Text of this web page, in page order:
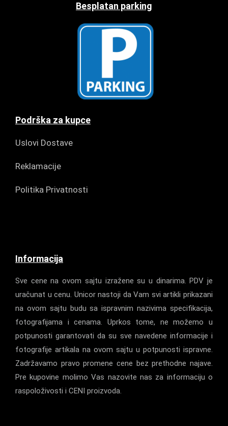
Besplatan parking
Podrška za kupce
Uslovi Dostave
Reklamacije
Politika Privatnosti
Informacija
Sve cene na ovom sajtu izražene su u dinarima. PDV je
uračunat u cenu. Unicor nastoji da Vam svi artikli prikazani
na ovom sajtu budu sa ispravnim nazivima specifikacija,
fotografijama i cenama. Uprkos tome, ne možemo u
potpunosti garantovati da su sve navedene informacije i
fotografije artikala na ovom sajtu u potpunosti ispravne.
Zadržavamo pravo promene cene bez prethodne najave.
Pre kupovine molimo Vas nazovite nas za informaciju o
raspoloživosti i CENI proizvoda.